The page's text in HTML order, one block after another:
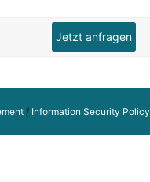
Jetzt anfragen
/ Information Security Policy